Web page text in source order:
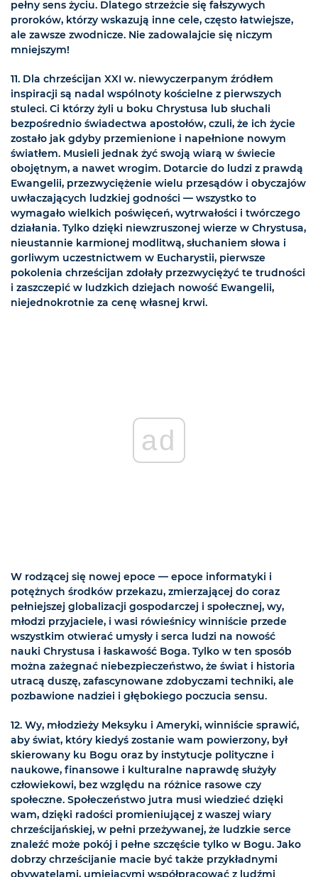
pełny sens życiu. Dlatego strzeżcie się fałszywych
proroków, którzy wskazują inne cele, często łatwiejsze,
ale zawsze zwodnicze. Nie zadowalajcie się niczym
mniejszym!
11. Dla chrześcijan XXI w. niewyczerpanym źródłem
inspiracji są nadal wspólnoty kościelne z pierwszych
stuleci. Ci którzy żyli u boku Chrystusa lub słuchali
bezpośrednio świadectwa apostołów, czuli, że ich życie
zostało jak gdyby przemienione i napełnione nowym
światłem. Musieli jednak żyć swoją wiarą w świecie
obojętnym, a nawet wrogim. Dotarcie do ludzi z prawdą
Ewangelii, przezwyciężenie wielu przesądów i obyczajów
uwłaczających ludzkiej godności — wszystko to
wymagało wielkich poświęceń, wytrwałości i twórczego
działania. Tylko dzięki niewzruszonej wierze w Chrystusa,
nieustannie karmionej modlitwą, słuchaniem słowa i
gorliwym uczestnictwem w Eucharystii, pierwsze
pokolenia chrześcijan zdołały przezwyciężyć te trudności
i zaszczepić w ludzkich dziejach nowość Ewangelii,
niejednokrotnie za cenę własnej krwi.
ad
W rodzącej się nowej epoce — epoce informatyki i
potężnych środków przekazu, zmierzającej do coraz
pełniejszej globalizacji gospodarczej i społecznej, wy,
młodzi przyjaciele, i wasi rówieśnicy winniście przede
wszystkim otwierać umysły i serca ludzi na nowość
nauki Chrystusa i łaskawość Boga. Tylko w ten sposób
można zażegnać niebezpieczeństwo, że świat i historia
utracą duszę, zafascynowane zdobyczami techniki, ale
pozbawione nadziei i głębokiego poczucia sensu.
12. Wy, młodzieży Meksyku i Ameryki, winniście sprawić,
aby świat, który kiedyś zostanie wam powierzony, był
skierowany ku Bogu oraz by instytucje polityczne i
naukowe, finansowe i kulturalne naprawdę służyły
człowiekowi, bez względu na różnice rasowe czy
społeczne. Społeczeństwo jutra musi wiedzieć dzięki
wam, dzięki radości promieniującej z waszej wiary
chrześcijańskiej, w pełni przeżywanej, że ludzkie serce
znaleźć może pokój i pełne szczęście tylko w Bogu. Jako
dobrzy chrześcijanie macie być także przykładnymi
obywatelami, umiejącymi współpracować z ludźmi